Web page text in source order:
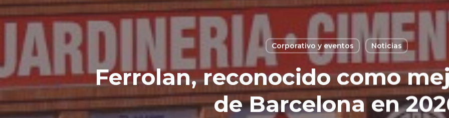
Corporativo y eventos Noticias
Ferrolan, reconocido como
de Barcelona en